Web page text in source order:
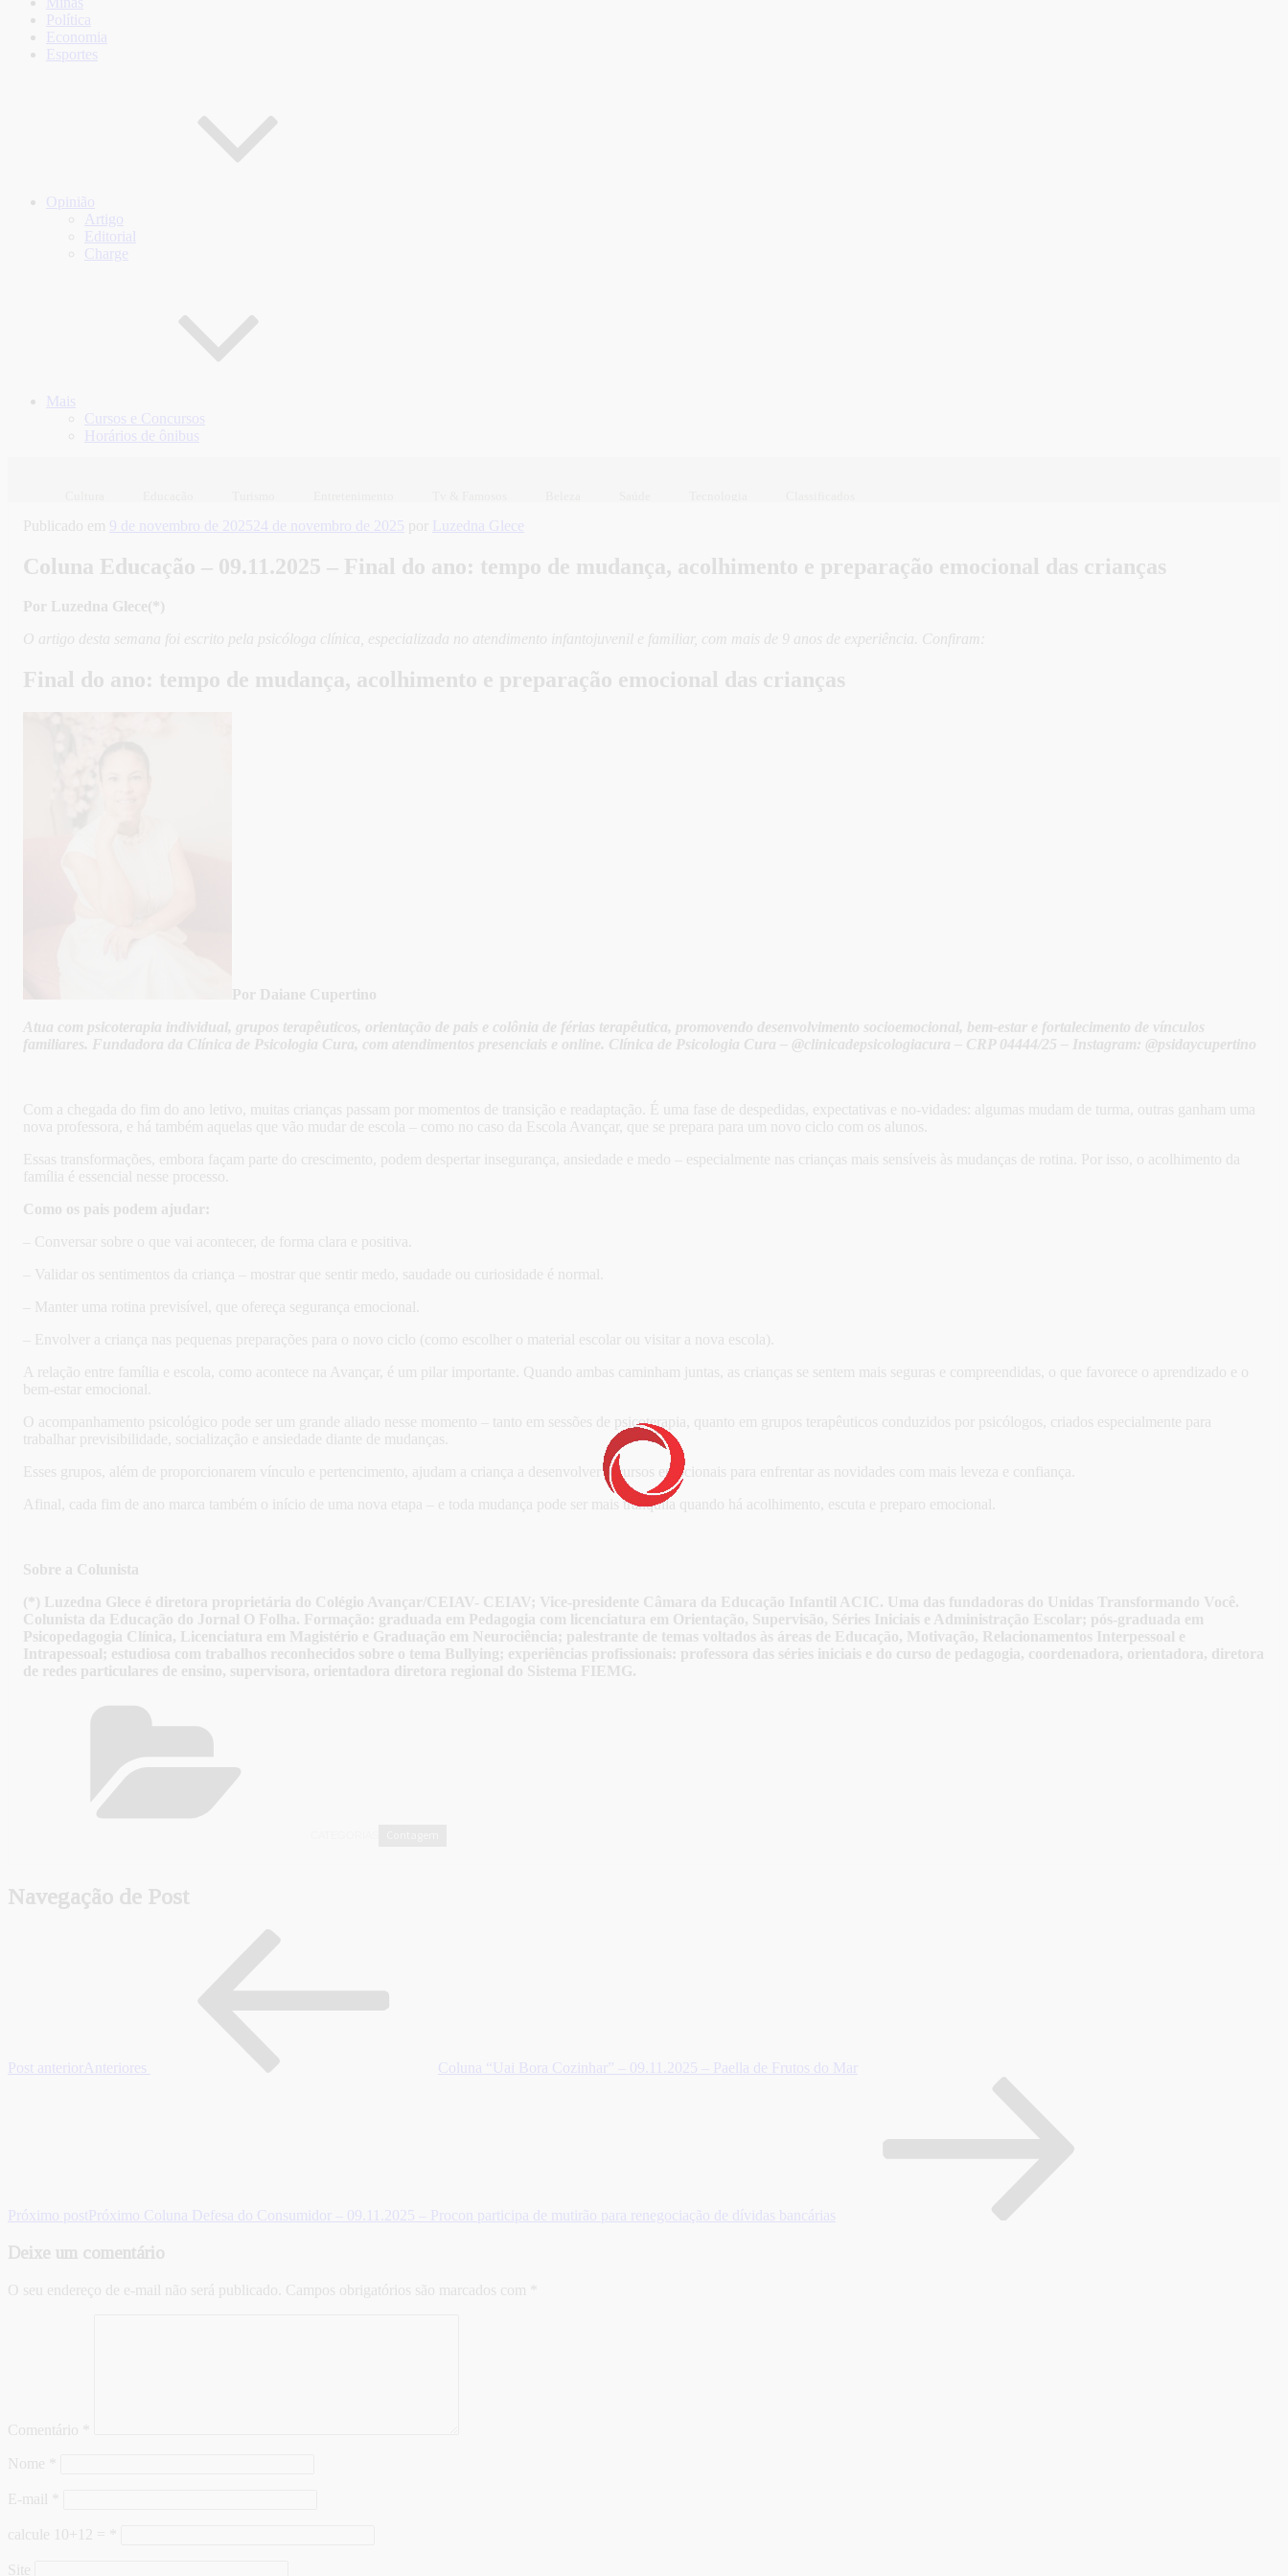
Política
Economia
Esportes
Opinião
Artigo
Editorial
Charge
Mais
Cursos e Concursos
Horários de ônibus
Publicado em 9 de novembro de 2025 24 de novembro de 2025 por Luzedna Glece
Coluna Educação – 09.11.2025 – Final do ano: tempo de mudança, acolhimento e preparação emocional das crianças
Por Luzedna Glece(*)
O artigo desta semana foi escrito pela psicóloga clínica, especializada no atendimento infantojuvenil e familiar, com mais de 9 anos de experiência. Confiram:
Final do ano: tempo de mudança, acolhimento e preparação emocional das crianças
Por Daiane Cupertino
Atua com psicoterapia individual, grupos terapêuticos, orientação de pais e colônia de férias terapêutica, promovendo desenvolvimento socioemocional, bem-estar e fortalecimento de vínculos
familiares. Fundadora da Clínica de Psicologia Cura, com atendimentos presenciais e online. Clínica de Psicologia Cura – @clinicadepsicologiacura – CRP 04444/25 – Instagram: @psidaycupertino
Com a chegada do fim do ano letivo, muitas crianças passam por momentos de transição e readaptação. É uma fase de despedidas, expectativas e no-vidades: algumas mudam de turma, outras ganham uma
nova professora, e há também aquelas que vão mudar de escola – como no caso da Escola Avançar, que se prepara para um novo ciclo com os alunos.
Essas transformações, embora façam parte do crescimento, podem despertar insegurança, ansiedade e medo – especialmente nas crianças mais sensíveis às mudanças de rotina. Por isso, o acolhimento da
família é essencial nesse processo.
Como os pais podem ajudar:
– Conversar sobre o que vai acontecer, de forma clara e positiva.
– Validar os sentimentos da criança – mostrar que sentir medo, saudade ou curiosidade é normal.
– Manter uma rotina previsível, que ofereça segurança emocional.
– Envolver a criança nas pequenas preparações para o novo ciclo (como escolher o material escolar ou visitar a nova escola).
A relação entre família e escola, como acontece na Avançar, é um pilar importante. Quando ambas caminham juntas, as crianças se sentem mais seguras e compreendidas, o que favorece o aprendizado e o
bem-estar emocional.
O acompanhamento psicológico pode ser um grande aliado nesse momento – tanto em sessões de psicoterapia, quanto em grupos terapêuticos conduzidos por psicólogos, criados especialmente para
trabalhar previsibilidade, socialização e ansiedade diante de mudanças.
Esses grupos, além de proporcionarem vínculo e pertencimento, ajudam a criança a desenvolver recursos emocionais para enfrentar as novidades com mais leveza e confiança.
Afinal, cada fim de ano marca também o início de uma nova etapa – e toda mudança pode ser mais tranquila quando há acolhimento, escuta e preparo emocional.
Sobre a Colunista
(*) Luzedna Glece é diretora proprietária do Colégio Avançar/CEIAV- CEIAV; Vice-presidente Câmara da Educação Infantil ACIC. Uma das fundadoras do Unidas Transformando Você.
Colunista da Educação do Jornal O Folha. Formação: graduada em Pedagogia com licenciatura em Orientação, Supervisão, Séries Iniciais e Administração Escolar; pós-graduada em
Psicopedagogia Clínica, Licenciatura em Magistério e Graduação em Neurociência; palestrante de temas voltados às áreas de Educação, Motivação, Relacionamentos Interpessoal e
Intrapessoal; estudiosa com trabalhos reconhecidos sobre o tema Bullying; experiências profissionais: professora das séries iniciais e do curso de pedagogia, coordenadora, orientadora, diretora
de redes particulares de ensino, supervisora, orientadora diretora regional do Sistema FIEMG.
Navegação de Post
Post anterior Anteriores Coluna “Uai Bora Cozinhar” – 09.11.2025 – Paella de Frutos do Mar
Próximo post Próximo Coluna Defesa do Consumidor – 09.11.2025 – Procon participa de mutirão para renegociação de dívidas bancárias
Deixe um comentário
O seu endereço de e-mail não será publicado. Campos obrigatórios são marcados com
Comentário
Nome
E-mail
calcule 10+12 =
Site